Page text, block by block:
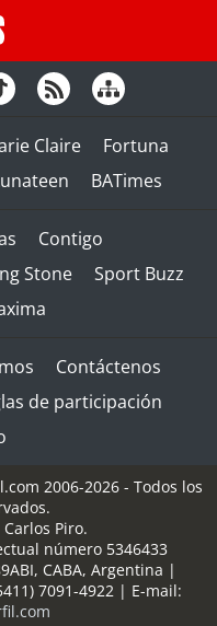
Claire
Fortuna
BATimes
Contigo
Stone
Sport Buzz
Contáctenos
de participación
2006-2026 - Todos los
Piro.
número 5346433
, CABA, Argentina |
7091-4922| E-mail: